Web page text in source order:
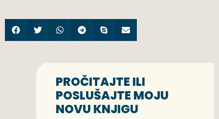
PROČITAJTE ILI
POSLUŠAJTE MOJU
NOVU KNJIGU